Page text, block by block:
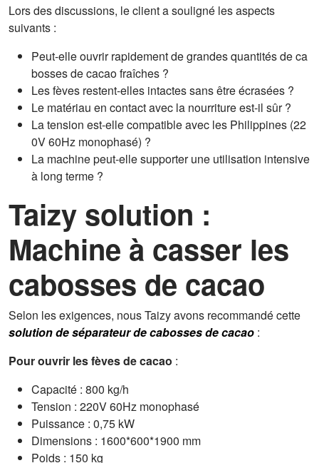
Lors des discussions, le client a souligné les aspects
suivants :
Peut-elle ouvrir rapidement de grandes quantités de ca
bosses de cacao fraîches ?
Les fèves restent-elles intactes sans être écrasées ?
Le matériau en contact avec la nourriture est-il sûr ?
La tension est-elle compatible avec les Philippines (22
0V 60Hz monophasé) ?
La machine peut-elle supporter une utilisation intensive
à long terme ?
Taizy solution :
Machine à casser les
cabosses de cacao
Selon les exigences, nous Taizy avons recommandé cette
solution de séparateur de cabosses de cacao :
Pour ouvrir les fèves de cacao :
Capacité : 800 kg/h
Tension : 220V 60Hz monophasé
Puissance : 0,75 kW
Dimensions : 1600*600*1900 mm
Poids : 150 kg